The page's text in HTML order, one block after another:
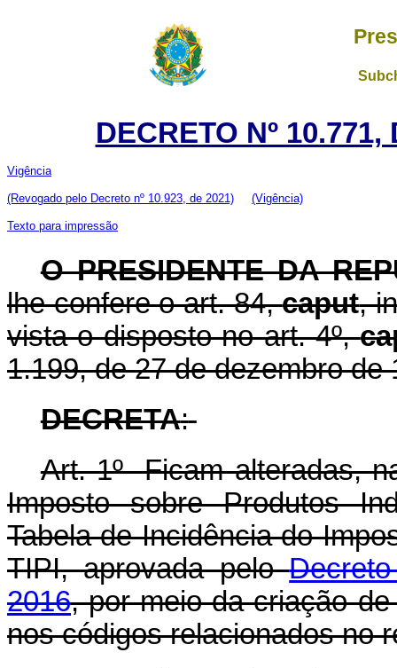
DECRETO Nº
Vigência
(Revogado pelo Decreto nº 10.923, de 2021) (Vigência)
Texto para impressão
O PRESIDENTE DA
lhe confere o art. 84,caput,
vista o disposto no art. 4º,
1.199, de 27 de dezembro de
DECRETA:
Art. 1º Ficam alteradas,
Imposto sobre Produtos
Tabela de Incidência do
TIPI, aprovada pelo
2016, por meio da criação
nos códigos relacionados no